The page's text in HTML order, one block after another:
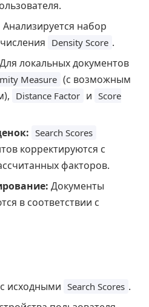
Анализируется набор
Density Score .
Для локальных документов
Measure (с возможным
Distance Factor и Score
Search Scores
корректируются с
факторов.
Документы
в соответствии с
исходными Search Scores .